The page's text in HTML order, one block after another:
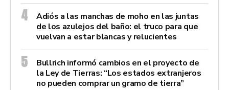
Adiós a las manchas de moho en las juntas
de los azulejos del baño: el truco para que
vuelvan a estar blancas y relucientes
Bullrich informó cambios en el proyecto de
la Ley de Tierras: “Los estados extranjeros
no pueden comprar un gramo de tierra”